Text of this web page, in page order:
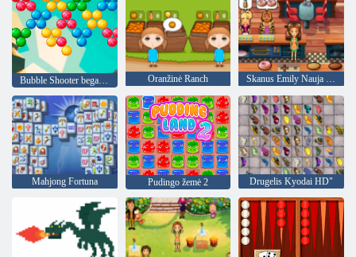
Oranžinė Ranch Skanus Emily Nauja pradžia
Mahjong Fortuna Pudingo žemė 2 Drugelis Kyodai HD"